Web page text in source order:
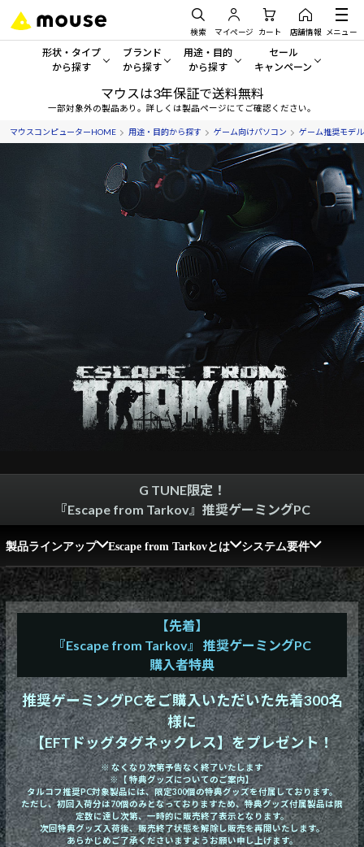
検索 マイページ カート 店舗情報 メニュー
形状・タイプ
から探す
形状・タイプから探す をすべてみる
デスクトップPC
ノートPC
タブレット
Windows 11|Copilot+ PC
ブランド
から探す
mouse
G TUNE
NEXTGEAR
DAIV
Copilot+ PC
用途・目的
から探す
一般向けパソコン
ゲーミングPC・ゲーム向けパソコン
クリエイティブ向け
ビジネス向けパソコン
学習向けパソコン
スペック/パーツ別
AIおすすめパソコン
Windows 11|Copilot+ PC
セール
キャンペーン
セール・キャンペー
期間限定セール
人気モデルが期間限定・お
アウトレットパソコン
すべて新品の旧モデル製品
おすすめ目玉パソコン
今イチオシのパソコンをピ
|Copilot+ PC
マウスは3年保証で送料無料
一部対象外の製品あり。詳しくは製品ページにてご確認ください。
マウスコンピューターHOME 用途・目的から探す ゲーム向けパソコン ゲーム推奨モデ
G TUNE限定！
『Escape from Tarkov』推奨ゲーミングPC
製品ラインアップ Escape from Tarkovとは システム要件
【先着】
『Escape from Tarkov』 推奨ゲーミングPC
購入者特典
推奨ゲーミングPCをご購入いただいた先着300名
様に
【EFTドッグタグネックレス】をプレゼント！
※ なくなり次第予告なく終了いたします
※【 特典グッズについてのご案内】
タルコフ推奨PC対象製品には、限定300個の特典グッズを付属しております。
ただし、初回入荷分は70個のみとなっておりますため、特典グッズ付属製品は限
定数に達し次第、一時的に販売終了表示となります。
次回特典グッズ入荷後、販売終了状態を解除し販売を再開いたします。
あらかじめご了承くださいますようお願い申し上げます。